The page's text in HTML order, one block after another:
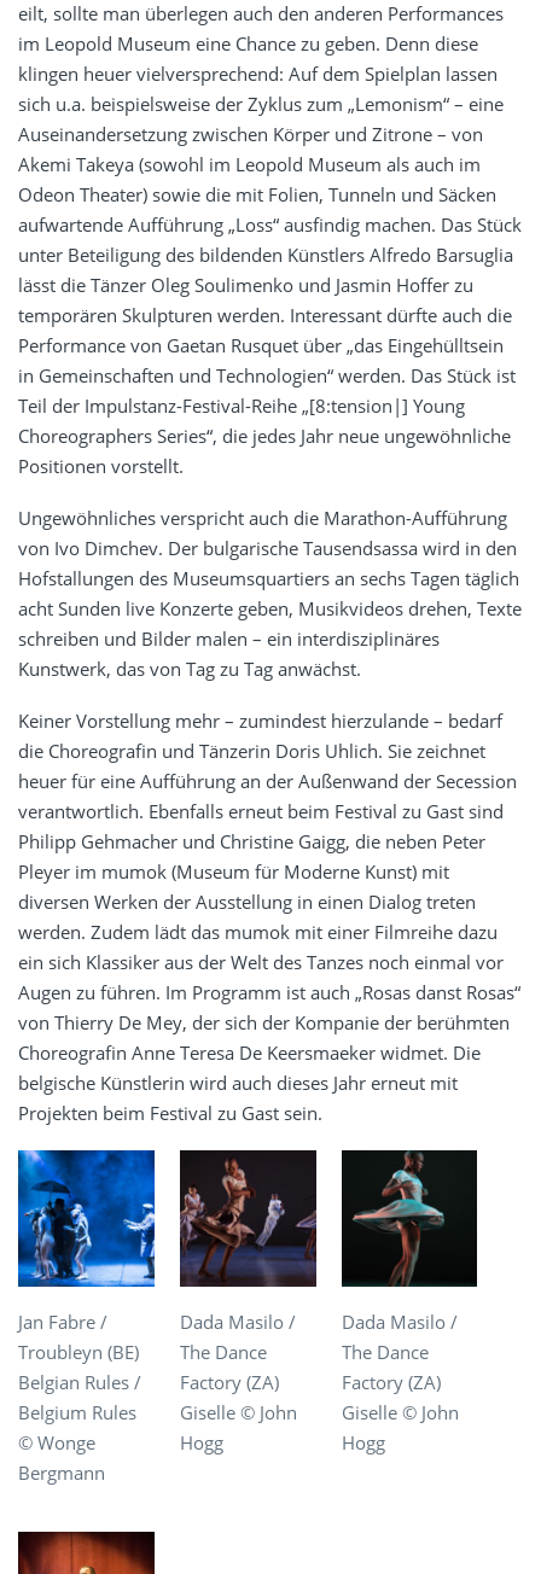
eilt, sollte man überlegen auch den anderen Performances
im Leopold Museum eine Chance zu geben. Denn diese
klingen heuer vielversprechend: Auf dem Spielplan lassen
sich u.a. beispielsweise der Zyklus zum „Lemonism“ – eine
Auseinandersetzung zwischen Körper und Zitrone – von
Akemi Takeya (sowohl im Leopold Museum als auch im
Odeon Theater) sowie die mit Folien, Tunneln und Säcken
aufwartende Aufführung „Loss“ ausfindig machen. Das Stück
unter Beteiligung des bildenden Künstlers Alfredo Barsuglia
lässt die Tänzer Oleg Soulimenko und Jasmin Hoffer zu
temporären Skulpturen werden. Interessant dürfte auch die
Performance von Gaetan Rusquet über „das Eingehülltsein
in Gemeinschaften und Technologien“ werden. Das Stück ist
Teil der Impulstanz-Festival-Reihe „[8:tension|] Young
Choreographers Series“, die jedes Jahr neue ungewöhnliche
Positionen vorstellt.
Ungewöhnliches verspricht auch die Marathon-Aufführung
von Ivo Dimchev. Der bulgarische Tausendsassa wird in den
Hofstallungen des Museumsquartiers an sechs Tagen täglich
acht Sunden live Konzerte geben, Musikvideos drehen, Texte
schreiben und Bilder malen – ein interdisziplinäres
Kunstwerk, das von Tag zu Tag anwächst.
Keiner Vorstellung mehr – zumindest hierzulande – bedarf
die Choreografin und Tänzerin Doris Uhlich. Sie zeichnet
heuer für eine Aufführung an der Außenwand der Secession
verantwortlich. Ebenfalls erneut beim Festival zu Gast sind
Philipp Gehmacher und Christine Gaigg, die neben Peter
Pleyer im mumok (Museum für Moderne Kunst) mit
diversen Werken der Ausstellung in einen Dialog treten
werden. Zudem lädt das mumok mit einer Filmreihe dazu
ein sich Klassiker aus der Welt des Tanzes noch einmal vor
Augen zu führen. Im Programm ist auch „Rosas danst Rosas“
von Thierry De Mey, der sich der Kompanie der berühmten
Choreografin Anne Teresa De Keersmaeker widmet. Die
belgische Künstlerin wird auch dieses Jahr erneut mit
Projekten beim Festival zu Gast sein.
Jan Fabre /
Troubleyn (BE)
Belgian Rules /
Belgium Rules
© Wonge
Bergmann
Dada Masilo /
The Dance
Factory (ZA)
Giselle © John
Hogg
Dada Masilo /
The Dance
Factory (ZA)
Giselle © John
Hogg